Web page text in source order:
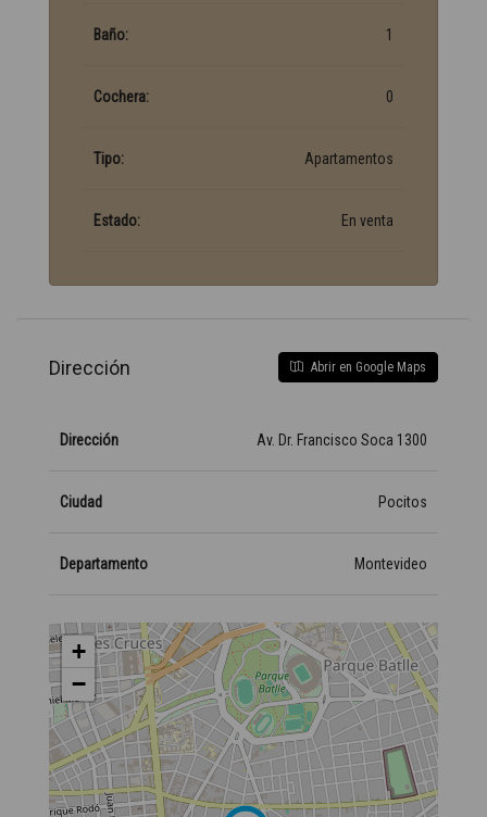
Baño: 1
Cochera: 0
Tipo: Apartamentos
Estado: En venta
Dirección Abrir en Google Maps
Dirección Av. Dr. Francisco Soca 1300
Ciudad Pocitos
Departamento Montevideo
+
−